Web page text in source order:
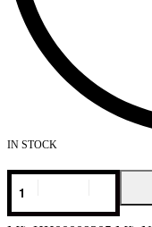
IN STOCK
SOFA
BĂNG
DÀI